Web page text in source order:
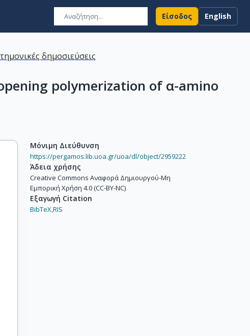
Είσοδος English
δημοσιεύσεις
polymerization of α-amino
Μόνιμη Διεύθυνση
https://pergamos.lib.uoa.gr/uoa/dl/object/2959222
Άδεια χρήσης
Creative Commons Αναφορά Δημιουργού-Μη
Εμπορική Χρήση 4.0 (CC-BY-NC)
Εξαγωγή Citation
BibTeX,RIS